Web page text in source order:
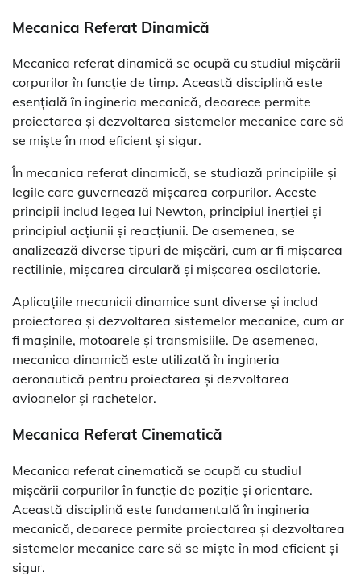
Mecanica Referat Dinamică
Mecanica referat dinamică se ocupă cu studiul mișcării
corpurilor în funcție de timp. Această disciplină este
esențială în ingineria mecanică, deoarece permite
proiectarea și dezvoltarea sistemelor mecanice care să
se miște în mod eficient și sigur.
În mecanica referat dinamică, se studiază principiile și
legile care guvernează mișcarea corpurilor. Aceste
principii includ legea lui Newton, principiul inerției și
principiul acțiunii și reacțiunii. De asemenea, se
analizează diverse tipuri de mișcări, cum ar fi mișcarea
rectilinie, mișcarea circulară și mișcarea oscilatorie.
Aplicațiile mecanicii dinamice sunt diverse și includ
proiectarea și dezvoltarea sistemelor mecanice, cum ar
fi mașinile, motoarele și transmisiile. De asemenea,
mecanica dinamică este utilizată în ingineria
aeronautică pentru proiectarea și dezvoltarea
avioanelor și rachetelor.
Mecanica Referat Cinematică
Mecanica referat cinematică se ocupă cu studiul
mișcării corpurilor în funcție de poziție și orientare.
Această disciplină este fundamentală în ingineria
mecanică, deoarece permite proiectarea și dezvoltarea
sistemelor mecanice care să se miște în mod eficient și
sigur.